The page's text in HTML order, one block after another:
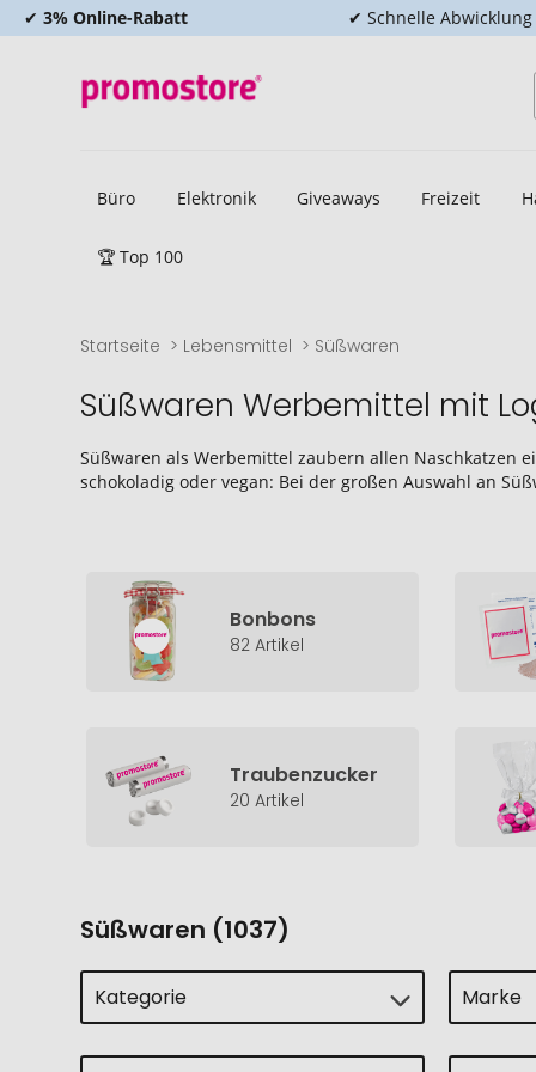
✔ 3% Online-Rabatt ✔ Schnelle Abwicklung
Büro Elektronik Giveaways Freizeit
🏆 Top 100
Startseite Lebensmittel Süßwaren
Süßwaren Werbemittel mit
Süßwaren als Werbemittel zaubern allen Naschkatzen
schokoladig oder vegan: Bei der großen Auswahl an
Bonbons
82 Artikel
Traubenzucker
20 Artikel
Süßwaren (1037)
Kategorie Marke